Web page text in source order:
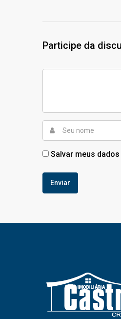
Participe da
Salvar meus